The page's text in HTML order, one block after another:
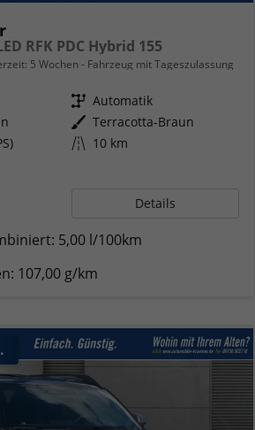
RFK PDC Hybrid 155
5 Wochen Fahrzeug mit Tageszulassung
Getriebe Automatik
Außenfarbe Terracotta-Braun
Kilometerstand 10 km
Details
5,00 l/100km
107,00 g/km